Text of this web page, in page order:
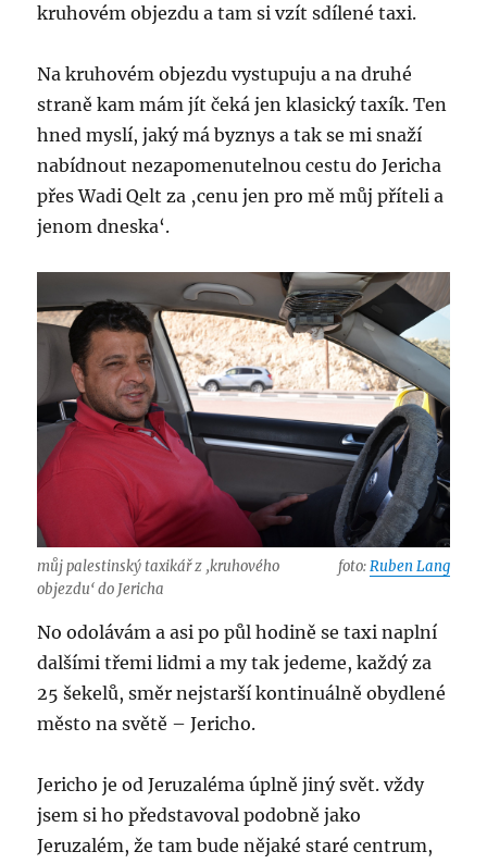
kruhovém objezdu a tam si vzít sdílené taxi.
Na kruhovém objezdu vystupuju a na druhé
straně kam mám jít čeká jen klasický taxík. Ten
hned myslí, jaký má byznys a tak se mi snaží
nabídnout nezapomenutelnou cestu do Jericha
přes Wadi Qelt za ‚cenu jen pro mě můj příteli a
jenom dneska‘.
můj palestinský taxikář z ‚kruhového
objezdu‘ do Jericha
foto:Ruben Lang
No odolávám a asi po půl hodině se taxi naplní
dalšími třemi lidmi a my tak jedeme, každý za
25 šekelů, směr nejstarší kontinuálně obydlené
město na světě – Jericho.
Jericho je od Jeruzaléma úplně jiný svět. vždy
jsem si ho představoval podobně jako
Jeruzalém, že tam bude nějaké staré centrum,